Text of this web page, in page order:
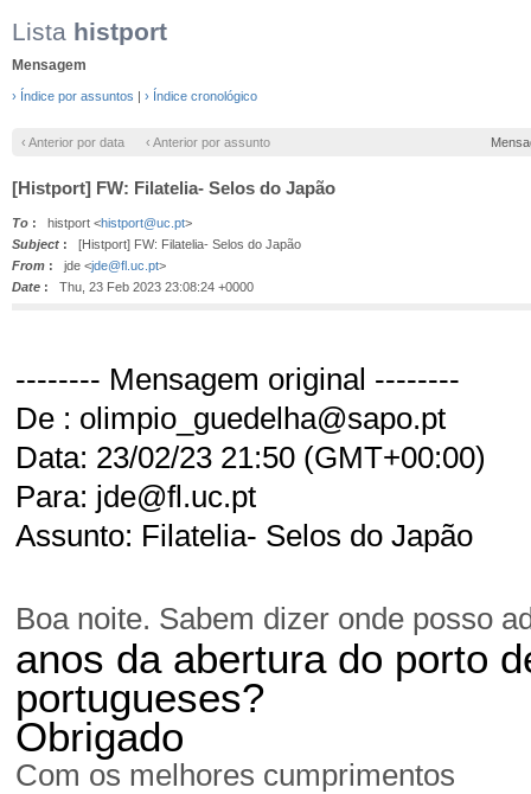
Lista histport
Mensagem
› Índice por assuntos | › Índice cronológico
‹ Anterior por data ‹ Anterior por assunto
[Histport] FW: Filatelia- Selos do Japão
To : histport <histport@uc.pt>
Subject : [Histport] FW: Filatelia- Selos do Japão
From : jde <jde@fl.uc.pt>
Date : Thu, 23 Feb 2023 23:08:24 +0000
-------- Mensagem original --------
De : olimpio_guedelha@sapo.pt
Data: 23/02/23 21:50 (GMT+00:00)
Para: jde@fl.uc.pt
Assunto: Filatelia- Selos do Japão
Boa noite. Sabem dizer onde posso
anos da abertura do porto
portugueses?
Obrigado
Com os melhores cumprimentos